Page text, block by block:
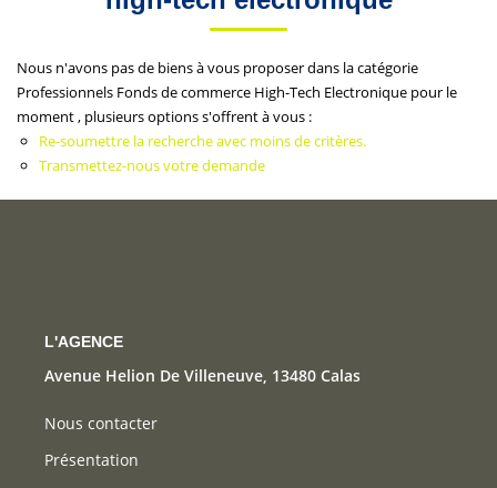
ESTIMER
CALCULETTES FINANCIÈRES
Créer une alerte
Nous n'avons pas de biens à vous proposer dans la catégorie
Professionnels Fonds de commerce High-Tech Electronique pour le
moment , plusieurs options s'offrent à vous :
Re-soumettre la recherche avec moins de critères.
Transmettez-nous votre demande
L'AGENCE
Avenue Helion De Villeneuve, 13480 Calas
Nous contacter
Présentation